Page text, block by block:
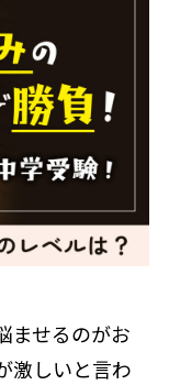
ませるのがお
激しいと言わ